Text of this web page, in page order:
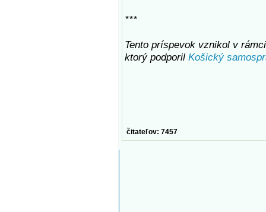
***
Tento príspevok vznikol v
ktorý podporil Košický
čitateľov: 7457